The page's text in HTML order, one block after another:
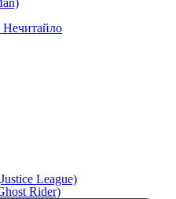
League)
Rider)